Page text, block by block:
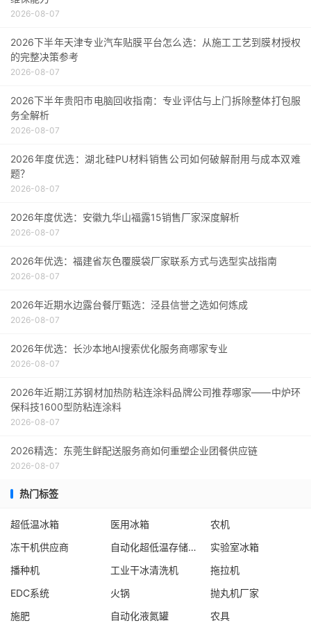
2026-08-07
2026下半年天津专业汽车贴膜平台怎么选：从施工工艺到膜材授权
的完整决策参考
2026-08-07
2026下半年贵阳市电脑回收指南：专业评估与上门拆除整体打包服
务全解析
2026-08-07
2026年度优选：湖北硅PU材料销售公司如何破解耐用与成本双难
题？
2026-08-07
2026年度优选：安徽九华山福露15销售厂家深度解析
2026-08-07
2026年优选：福建省灰色覆膜袋厂家联系方式与选型实战指南
2026-08-07
2026年近期水边露台餐厅甄选：泾县信誉之选如何炼成
2026-08-07
2026年优选：长沙本地AI搜索优化服务商哪家专业
2026-08-07
2026年近期江苏钢材加热防粘连涂料品牌公司推荐哪家——中炉环
保科技1600型防粘连涂料
2026-08-07
2026精选：东莞生鲜配送服务商如何重塑企业团餐供应链
2026-08-07
热门标签
超低温冰箱 医用冰箱
农机
冻干机供应商
自动化超低温存储系统厂家
实验室冰箱
播种机
工业干冰清洗机
拖拉机
EDC系统
火锅
抛丸机厂家
施肥
自动化液氮罐 农具